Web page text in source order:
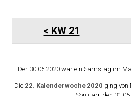
KW 21
Der 30.05.2020 war ein Samstag im
Die 22. Kalenderwoche 2020 ging von